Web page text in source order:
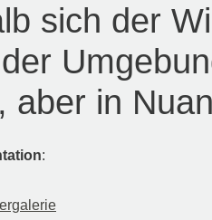
sich der
aber in
: